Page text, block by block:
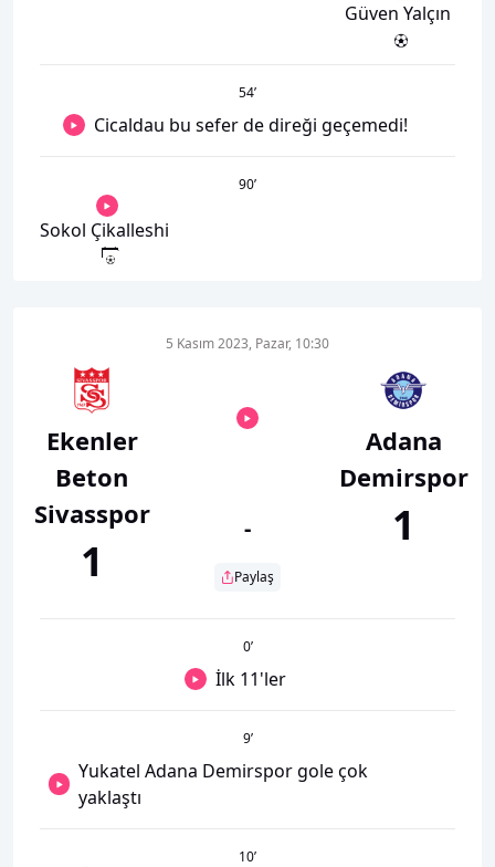
Güven Yalçın
54’
Cicaldau bu sefer de direği geçemedi!
90’
Sokol Çikalleshi
Ekenler
Beton
Sivasspor
1
5 Kasım 2023, Pazar, 10:30
-
Paylaş
Adana
Demirspor
1
0’
İlk 11'ler
9’
Yukatel Adana Demirspor gole çok
yaklaştı
10’